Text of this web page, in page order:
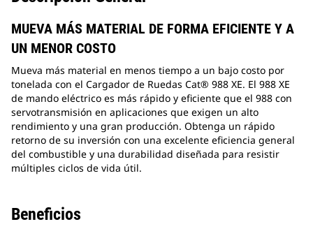
MUEVA MÁS MATERIAL DE FORMA EFICIENTE Y A
UN MENOR COSTO
Mueva más material en menos tiempo a un bajo costo por
tonelada con el Cargador de Ruedas Cat® 988 XE. El 988 XE
de mando eléctrico es más rápido y eficiente que el 988 con
servotransmisión en aplicaciones que exigen un alto
rendimiento y una gran producción. Obtenga un rápido
retorno de su inversión con una excelente eficiencia general
del combustible y una durabilidad diseñada para resistir
múltiples ciclos de vida útil.
Beneficios